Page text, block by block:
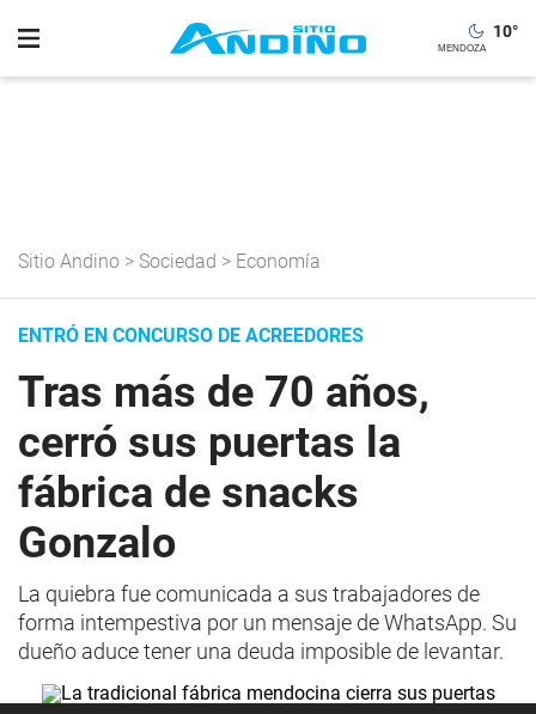
10°
Sitio Andino > Sociedad > Economía
ENTRÓ EN CONCURSO DE ACREEDORES
Tras más de 70 años,
cerró sus puertas la
fábrica de snacks
Gonzalo
La quiebra fue comunicada a sus trabajadores de
forma intempestiva por un mensaje de WhatsApp. Su
dueño aduce tener una deuda imposible de levantar.